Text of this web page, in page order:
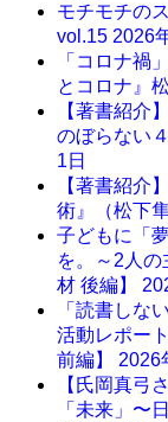
モチモチの
vol.15 2026
「コロナ禍
とコロナ』
【著書紹介
のぼらない
1日
【著書紹介
術』（松下
子どもに「
を。～2人
材 後編】
「読書しな
活動レポー
前編】 2026
【氏岡真弓
「未来」〜